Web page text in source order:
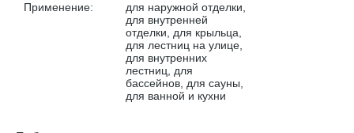
Применение:
для наружной отделки,
для внутренней
отделки, для крыльца,
для лестниц на улице,
для внутренних
лестниц, для
бассейнов, для сауны,
для ванной и кухни